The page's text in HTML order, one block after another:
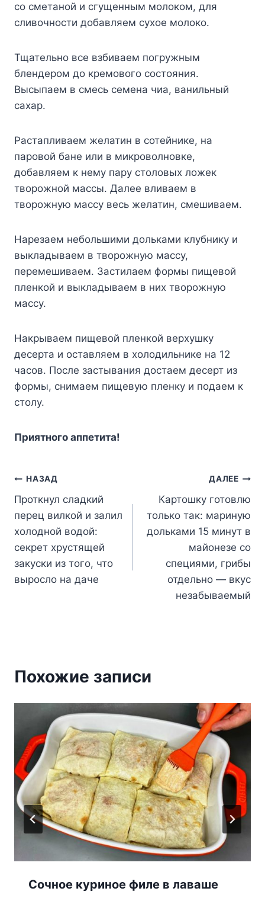
со сметаной и сгущенным молоком, для
сливочности добавляем сухое молоко.
Тщательно все взбиваем погружным
блендером до кремового состояния.
Высыпаем в смесь семена чиа, ванильный
сахар.
Растапливаем желатин в сотейнике, на
паровой бане или в микроволновке,
добавляем к нему пару столовых ложек
творожной массы. Далее вливаем в
творожную массу весь желатин, смешиваем.
Нарезаем небольшими дольками клубнику и
выкладываем в творожную массу,
перемешиваем. Застилаем формы пищевой
пленкой и выкладываем в них творожную
массу.
Накрываем пищевой пленкой верхушку
десерта и оставляем в холодильнике на 12
часов. После застывания достаем десерт из
формы, снимаем пищевую пленку и подаем к
столу.
Приятного аппетита!
Навигация
по
записям
НАЗАД
Проткнул сладкий
перец вилкой и залил
холодной водой:
секрет хрустящей
закуски из того, что
выросло на даче
ДАЛЕЕ
Картошку готовлю
только так: мариную
дольками 15 минут в
майонезе со
специями, грибы
отдельно — вкус
незабываемый
Похожие записи
Сочное куриное филе в лаваше